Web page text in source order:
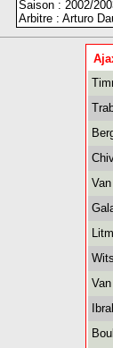
Saison : 2002/
Arbitre : Arturo